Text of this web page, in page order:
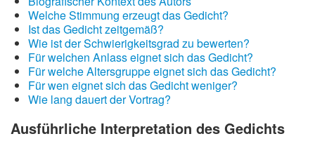
Welche Stimmung erzeugt das Gedicht?
Ist das Gedicht zeitgemäß?
Wie ist der Schwierigkeitsgrad zu bewerten?
Für welchen Anlass eignet sich das Gedicht?
Für welche Altersgruppe eignet sich das Gedicht?
Für wen eignet sich das Gedicht weniger?
Wie lang dauert der Vortrag?
Ausführliche Interpretation des Gedichts